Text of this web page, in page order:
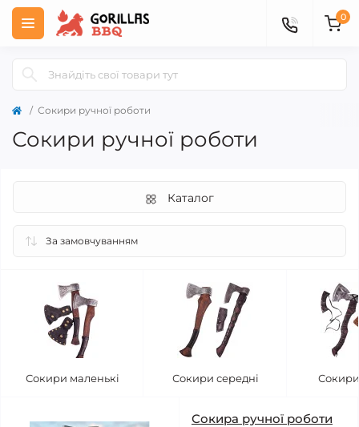
0
Сокири ручної роботи
Сокири ручної роботи
Каталог
Сокири маленькі Сокири середні
Сокира ручної роботи